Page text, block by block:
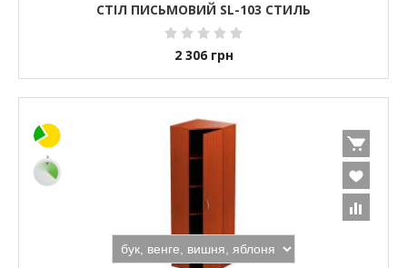
СТІЛ ПИСЬМОВИЙ SL-103 СТИЛЬ
2 306 грн